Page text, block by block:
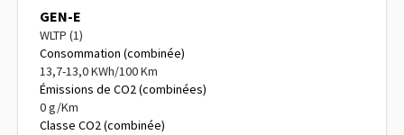
GEN-E
WLTP (1)
Consommation (combinée)
13,7-13,0 KWh/100 Km
Émissions de CO2 (combinées)
0 g/Km
Classe CO2 (combinée)